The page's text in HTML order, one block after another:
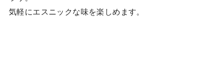
気軽にエスニックな味を楽しめます。